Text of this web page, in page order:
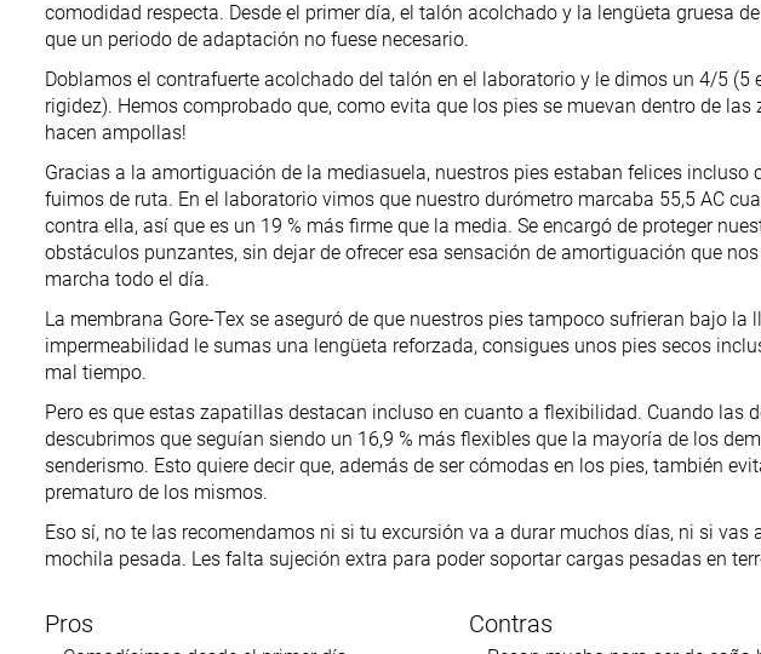
comodidad respecta. Desde el primer día, el talón acolchado y la lengüeta gruesa
que un periodo de adaptación no fuese necesario.
Doblamos el contrafuerte acolchado del talón en el laboratorio y le dimos un 4/5 (5
rigidez). Hemos comprobado que, como evita que los pies se muevan dentro de las
hacen ampollas!
Gracias a la amortiguación de la mediasuela, nuestros pies estaban felices incluso
fuimos de ruta. En el laboratorio vimos que nuestro durómetro marcaba 55,5 AC
contra ella, así que es un 19 % más firme que la media. Se encargó de proteger
obstáculos punzantes, sin dejar de ofrecer esa sensación de amortiguación que
marcha todo el día.
La membrana Gore-Tex se aseguró de que nuestros pies tampoco sufrieran bajo la
impermeabilidad le sumas una lengüeta reforzada, consigues unos pies secos
mal tiempo.
Pero es que estas zapatillas destacan incluso en cuanto a flexibilidad. Cuando las
descubrimos que seguían siendo un 16,9 % más flexibles que la mayoría de los
senderismo. Esto quiere decir que, además de ser cómodas en los pies, también
prematuro de los mismos.
Eso sí, no te las recomendamos ni si tu excursión va a durar muchos días, ni si vas
mochila pesada. Les falta sujeción extra para poder soportar cargas pesadas en
Pros Contras